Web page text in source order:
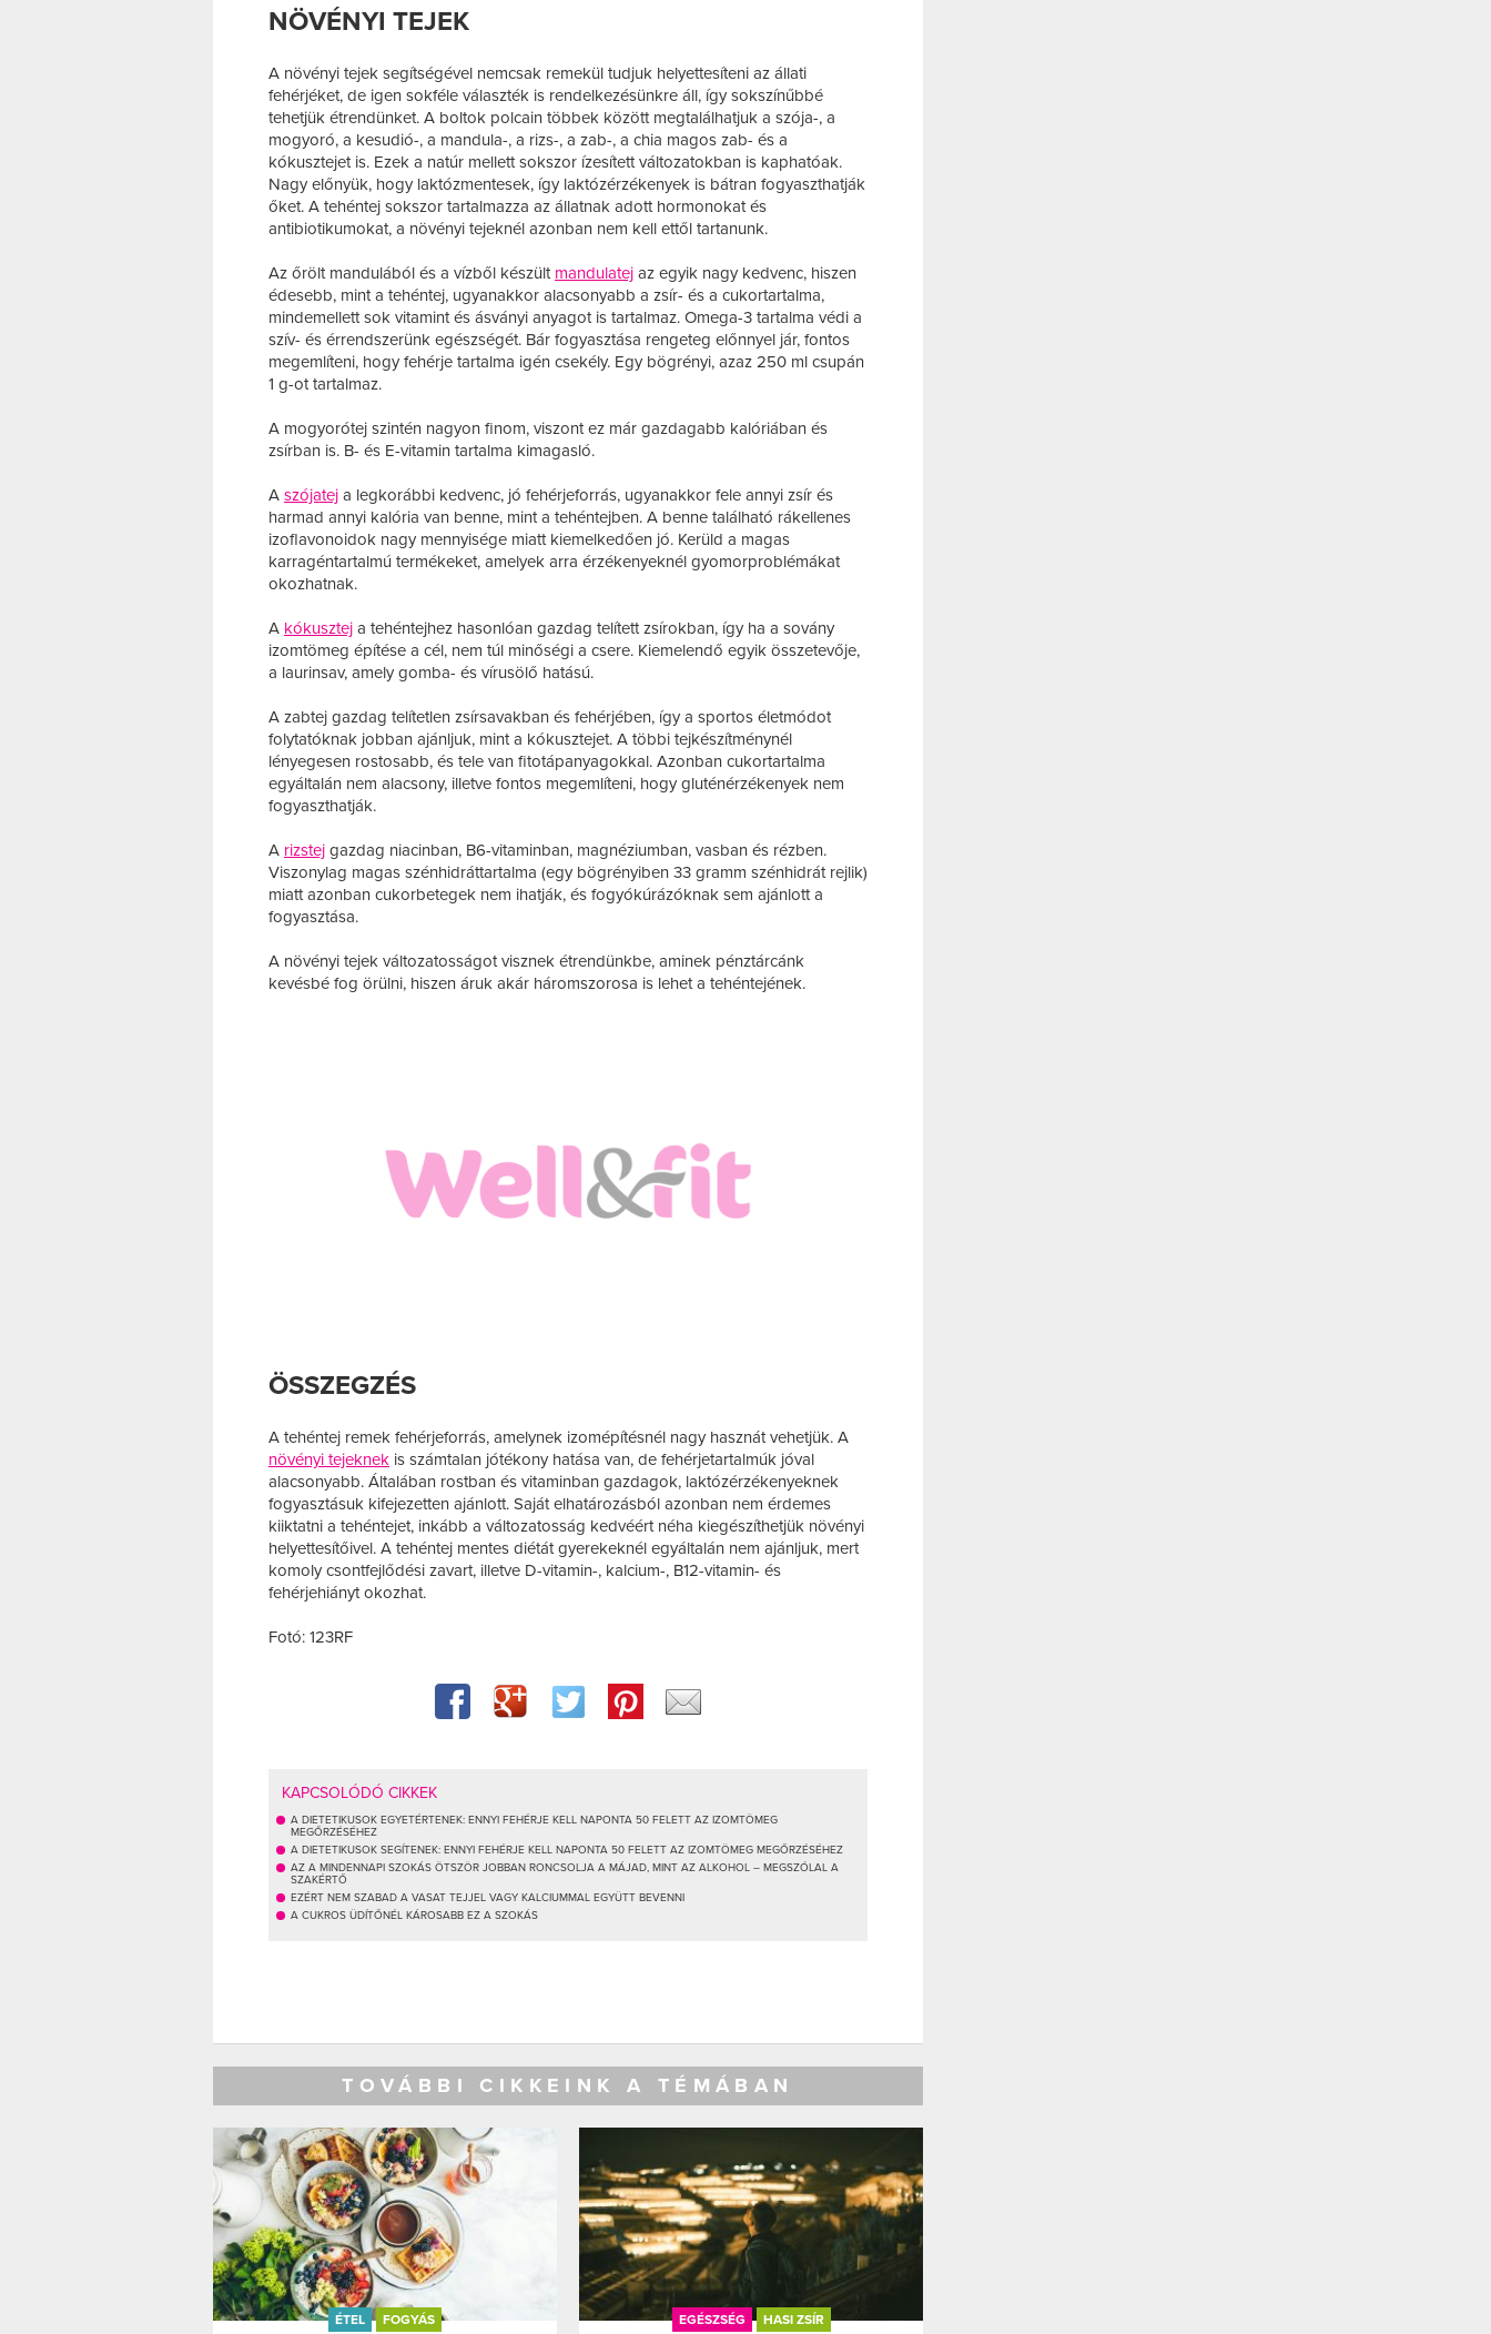
NÖVÉNYI TEJEK
A növényi tejek segítségével nemcsak remekül tudjuk helyettesíteni az állati
fehérjéket, de igen sokféle választék is rendelkezésünkre áll, így sokszínűbbé
tehetjük étrendünket. A boltok polcain többek között megtalálhatjuk a szója-, a
mogyoró, a kesudió-, a mandula-, a rizs-, a zab-, a chia magos zab- és a
kókusztejet is. Ezek a natúr mellett sokszor ízesített változatokban is kaphatóak.
Nagy előnyük, hogy laktózmentesek, így laktózérzékenyek is bátran fogyaszthatják
őket. A tehéntej sokszor tartalmazza az állatnak adott hormonokat és
antibiotikumokat, a növényi tejeknél azonban nem kell ettől tartanunk.
Az őrölt mandulából és a vízből készült mandulatej az egyik nagy kedvenc, hiszen
édesebb, mint a tehéntej, ugyanakkor alacsonyabb a zsír- és a cukortartalma,
mindemellett sok vitamint és ásványi anyagot is tartalmaz. Omega-3 tartalma védi a
szív- és érrendszerünk egészségét. Bár fogyasztása rengeteg előnnyel jár, fontos
megemlíteni, hogy fehérje tartalma igén csekély. Egy bögrényi, azaz 250 ml csupán
1 g-ot tartalmaz.
A mogyorótej szintén nagyon finom, viszont ez már gazdagabb kalóriában és
zsírban is. B- és E-vitamin tartalma kimagasló.
A szójatej a legkorábbi kedvenc, jó fehérjeforrás, ugyanakkor fele annyi zsír és
harmad annyi kalória van benne, mint a tehéntejben. A benne található rákellenes
izoflavonoidok nagy mennyisége miatt kiemelkedően jó. Kerüld a magas
karragéntartalmú termékeket, amelyek arra érzékenyeknél gyomorproblémákat
okozhatnak.
A kókusztej a tehéntejhez hasonlóan gazdag telített zsírokban, így ha a sovány
izomtömeg építése a cél, nem túl minőségi a csere. Kiemelendő egyik összetevője,
a laurinsav, amely gomba- és vírusölő hatású.
A zabtej gazdag telítetlen zsírsavakban és fehérjében, így a sportos életmódot
folytatóknak jobban ajánljuk, mint a kókusztejet. A többi tejkészítménynél
lényegesen rostosabb, és tele van fitotápanyagokkal. Azonban cukortartalma
egyáltalán nem alacsony, illetve fontos megemlíteni, hogy gluténérzékenyek nem
fogyaszthatják.
A rizstej gazdag niacinban, B6-vitaminban, magnéziumban, vasban és rézben.
Viszonylag magas szénhidráttartalma (egy bögrényiben 33 gramm szénhidrát rejlik)
miatt azonban cukorbetegek nem ihatják, és fogyókúrázóknak sem ajánlott a
fogyasztása.
A növényi tejek változatosságot visznek étrendünkbe, aminek pénztárcánk
kevésbé fog örülni, hiszen áruk akár háromszorosa is lehet a tehéntejének.
ÖSSZEGZÉS
A tehéntej remek fehérjeforrás, amelynek izomépítésnél nagy hasznát vehetjük. A
növényi tejeknek is számtalan jótékony hatása van, de fehérjetartalmúk jóval
alacsonyabb. Általában rostban és vitaminban gazdagok, laktózérzékenyeknek
fogyasztásuk kifejezetten ajánlott. Saját elhatározásból azonban nem érdemes
kiiktatni a tehéntejet, inkább a változatosság kedvéért néha kiegészíthetjük növényi
helyettesítőivel. A tehéntej mentes diétát gyerekeknél egyáltalán nem ajánljuk, mert
komoly csontfejlődési zavart, illetve D-vitamin-, kalcium-, B12-vitamin- és
fehérjehiányt okozhat.
Fotó: 123RF
KAPCSOLÓDÓ CIKKEK
A DIETETIKUSOK EGYETÉRTENEK: ENNYI FEHÉRJE KELL NAPONTA 50 FELETT AZ IZOMTÖMEG
MEGŐRZÉSÉHEZ
A DIETETIKUSOK SEGÍTENEK: ENNYI FEHÉRJE KELL NAPONTA 50 FELETT AZ IZOMTÖMEG MEGŐRZÉSÉHEZ
AZ A MINDENNAPI SZOKÁS ÖTSZÖR JOBBAN RONCSOLJA A MÁJAD, MINT AZ ALKOHOL – MEGSZÓLAL A
SZAKÉRTŐ
EZÉRT NEM SZABAD A VASAT TEJJEL VAGY KALCIUMMAL EGYÜTT BEVENNI
A CUKROS ÜDÍTŐNÉL KÁROSABB EZ A SZOKÁS
TOVÁBBI CIKKEINK A TÉMÁBAN
ÉTEL FOGYÁS EGÉSZSÉG HASI ZSÍR